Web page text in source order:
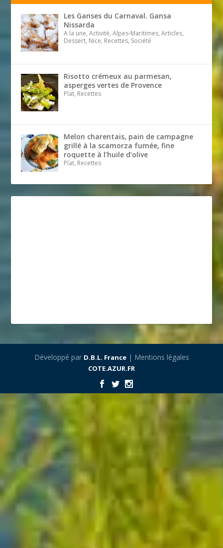
Les Ganses du Carnaval. Gansa
Nissarda
A la une, Activité, Alpes-Maritimes, Articles,
Dessert, Nice, Recettes, Société
Risotto crémeux au parmesan,
asperges vertes de Provence
Plat, Recettes
Melon charentais, pain de campagne
grillé à la scamorza fumée, fine
roquette à l’huile d’olive
Plat, Recettes
Développé par D.B.L. France| Mentions légales
COTE.AZUR.FR